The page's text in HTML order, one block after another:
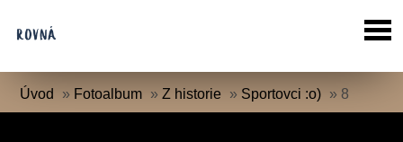
Úvod » Fotoalbum »Z historie » Sportovci :o) »8